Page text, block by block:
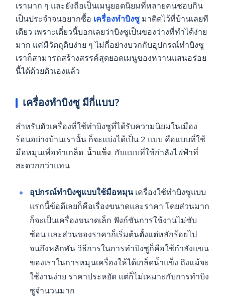
เรามาก ๆ และยังถือเป็นเมนูยอดนิยมที่หลายคนชอบกิน
เป็นประจำจนอยากซื้อ เครื่องทำบิงซู มาติดไว้ที่บ้านเลยที
เดียว เพราะเดี๋ยวนี้บอกเลยว่าบิงซูเป็นของว่างที่ทำได้ง่าย
มาก แค่มีวัตถุดิบง่าย ๆ ไม่กี่อย่างบวกกับอุปกรณ์ทำบิงซู
เราก็สามารถสร้างสรรค์สุดยอดเมนูของหวานแสนอร่อย
นี้ได้ด้วยตัวเองแล้ว
เครื่องทำบิงซู มีกี่แบบ?
สำหรับตัวเครื่องที่ใช้ทำบิงซูที่ได้รับความนิยมในเมือง
ร้อนอย่างบ้านเรานั้น ก็จะแบ่งได้เป็น 2 แบบ คือแบบที่ใช้
มือหมุนเพื่อทำเกล็ด น้ำแข็ง กับแบบที่ใช้กำลังไฟฟ้าที่
สะดวกกว่าแทน
อุปกรณ์ทำบิงซูแบบใช้มือหมุนเครื่องใช้ทำบิงซูแบบ
แรกนี้ข้อดีเลยก็คือเรื่องขนาดและราคา โดยส่วนมาก
ก็จะเป็นเครื่องขนาดเล็ก ฟังก์ชันการใช้งานไม่ซับ
ซ้อน และส่วนของราคาก็เริ่มต้นตั้งแต่หลักร้อยไป
จนถึงหลักพัน วิธีการในการทำบิงซูก็คือใช้กำลังแขน
ของเราในการหมุนเครื่องให้ได้เกล็ดน้ำแข็ง ถึงแม้จะ
ใช้งานง่าย ราคาประหยัด แต่ก็ไม่เหมาะกับการทำบิง
ซูจำนวนมาก